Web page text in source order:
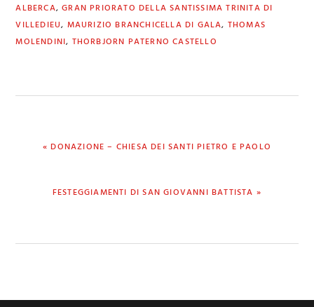
ALBERCA,GRAN PRIORATO DELLA SANTISSIMA TRINITA DI
VILLEDIEU, MAURIZIO BRANCHICELLA DI GALA, THOMAS
MOLENDINI, THORBJORN PATERNO CASTELLO
PREVIOUS
« DONAZIONE – CHIESA DEI SANTI PIETRO E PAOLO
NEXT
FESTEGGIAMENTI DI SAN GIOVANNI BATTISTA »